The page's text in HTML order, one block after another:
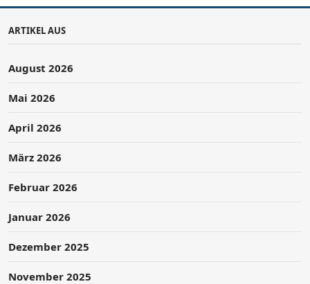
ARTIKEL AUS
August 2026
Mai 2026
April 2026
März 2026
Februar 2026
Januar 2026
Dezember 2025
November 2025